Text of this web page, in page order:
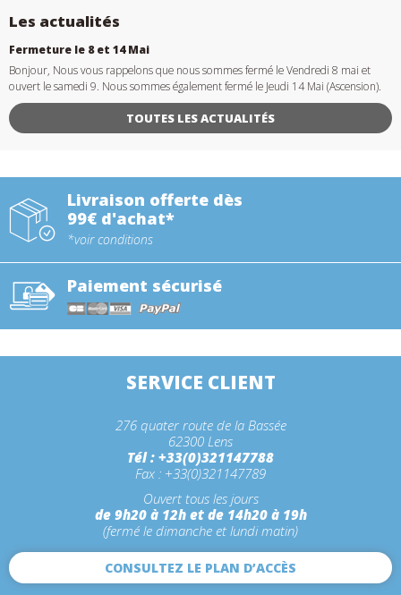
Les actualités
Fermeture le 8 et 14 Mai
Bonjour, Nous vous rappelons que nous sommes fermé le Vendredi 8 mai et
ouvert le samedi 9. Nous sommes également fermé le Jeudi 14 Mai (Ascension).
TOUTES LES ACTUALITÉS
Livraison offerte dès
99€ d'achat*
*voir conditions
Paiement sécurisé
SERVICE CLIENT
276 quater route de la Bassée
62300 Lens
Tél : +33(0)321147788
Fax : +33(0)321147789
Ouvert tous les jours
de 9h20 à 12h et de 14h20 à 19h
(fermé le dimanche et lundi matin)
CONSULTEZ LE PLAN D’ACCÈS